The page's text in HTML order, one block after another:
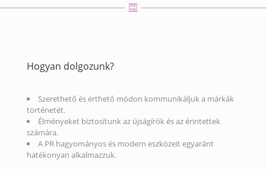
Hogyan dolgozunk?
Szerethető és érthető módon kommunikáljuk a márkák
történetét.
Élményeket biztosítunk az újságírók és az érintettek
számára.
A PR hagyományos és modern eszközeit egyaránt
hatékonyan alkalmazzuk.